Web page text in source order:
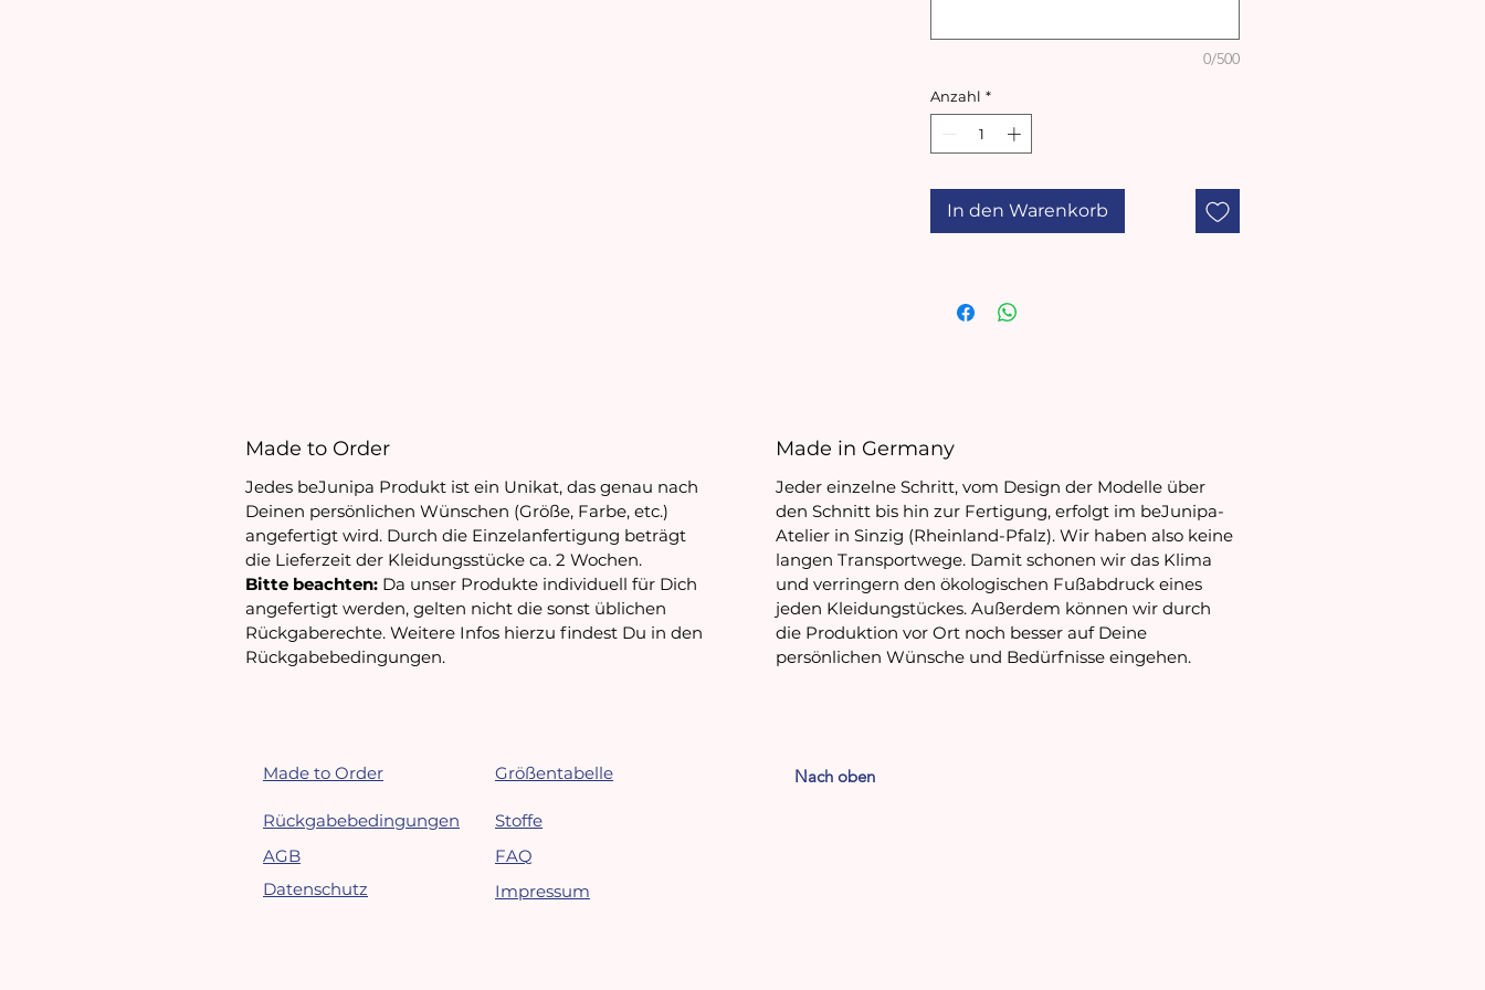
Stickgarn:
Pflegeanleitung:
30° Grad Schonwaschgang
Nicht trocknergeeignet
Unser Model ist 172 cm groß und
0/500
Anzahl *
In den Warenkorb
Made to Order
Jedes beJunipa Produkt ist ein Unikat, das genau nach
Deinen persönlichen Wünschen (Größe, Farbe, etc.)
angefertigt wird. Durch die Einzelanfertigung beträgt
die Lieferzeit der Kleidungsstücke ca. 2 Wochen.
Bitte beachten: Da unser Produkte individuell für Dich
angefertigt werden, gelten nicht die sonst üblichen
Rückgaberechte. Weitere Infos hierzu findest Du in den
Rückgabebedingungen.
Made in Germany
Jeder einzelne Schritt, vom Design der Modelle über
den Schnitt bis hin zur Fertigung, erfolgt im beJunipa-
Atelier in Sinzig (Rheinland-Pfalz). Wir haben also keine
langen Transportwege. Damit schonen wir das Klima
und verringern den ökologischen Fußabdruck eines
jeden Kleidungstückes. Außerdem können wir durch
die Produktion vor Ort noch besser auf Deine
persönlichen Wünsche und Bedürfnisse eingehen.
Made to Order
Rückgabebedingungen
AGB
Datenschutz
Größentabelle Nach oben
Stoffe
FAQ
Impressum